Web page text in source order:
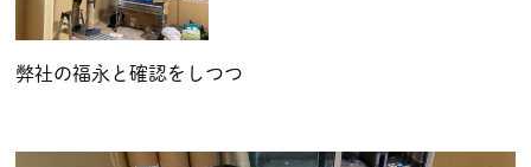
弊社の福永と確認をしつつ